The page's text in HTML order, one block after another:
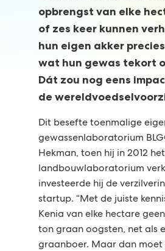
opbrengst van elke
of zes keer kunnen
hun eigen akker
wat hun gewas tekort
Dát zou nog eens
de
Dit besefte toenmalige
gewassenlaboratorium
Hekman, toen hij in 2012 het
landbouwlaboratorium
investeerde hij de
startup. “Met de juiste
Kenia van elke hectare
ton graan oogsten, net als
graanboer. Maar dan